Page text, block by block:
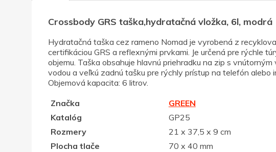
Crossbody GRS taška,hydratačná vložka, 6l, modrá
Hydratačná taška cez rameno Nomad je vyrobená z
certifikáciou GRS a reflexnými prvkami. Je určená pre rýchle
objemu. Taška obsahuje hlavnú priehradku na zip s
vodou a veľkú zadnú tašku pre rýchly prístup na telefón
Objemová kapacita: 6 litrov.
Značka
GREEN
Katalóg
GP25
Rozmery
21 x 37,5 x 9 cm
Plocha tlače
70 x 40 mm